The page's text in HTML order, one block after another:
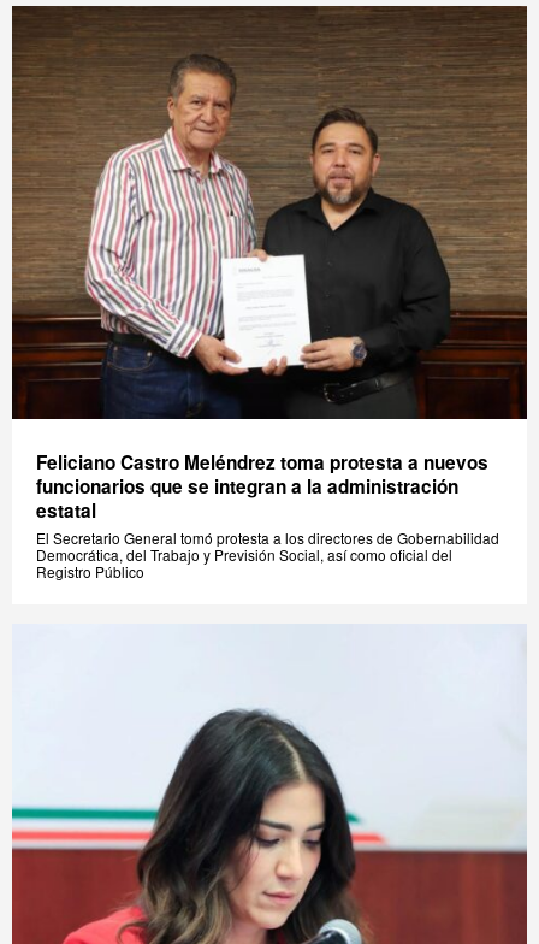
Feliciano Castro Meléndrez toma protesta a nuevos
funcionarios que se integran a la administración
estatal
El Secretario General tomó protesta a los directores de Gobernabilidad
Democrática, del Trabajo y Previsión Social, así como oficial del
Registro Público